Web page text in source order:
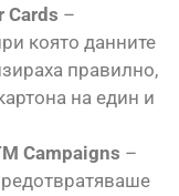
–
която данните
правилно,
на един и
Campaigns –